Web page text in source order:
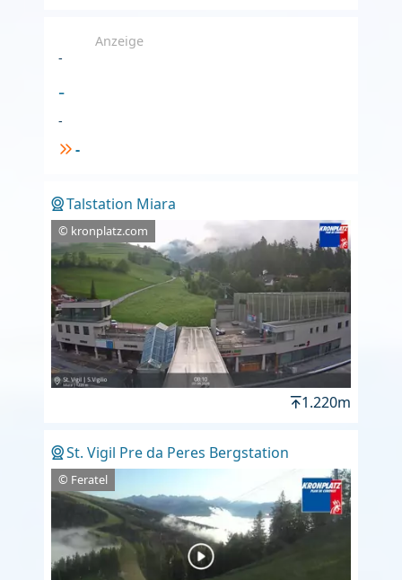
Anzeige
-
-
-
-
Talstation Miara
© kronplatz.com
1.220m
St. Vigil Pre da Peres Bergstation
© Feratel